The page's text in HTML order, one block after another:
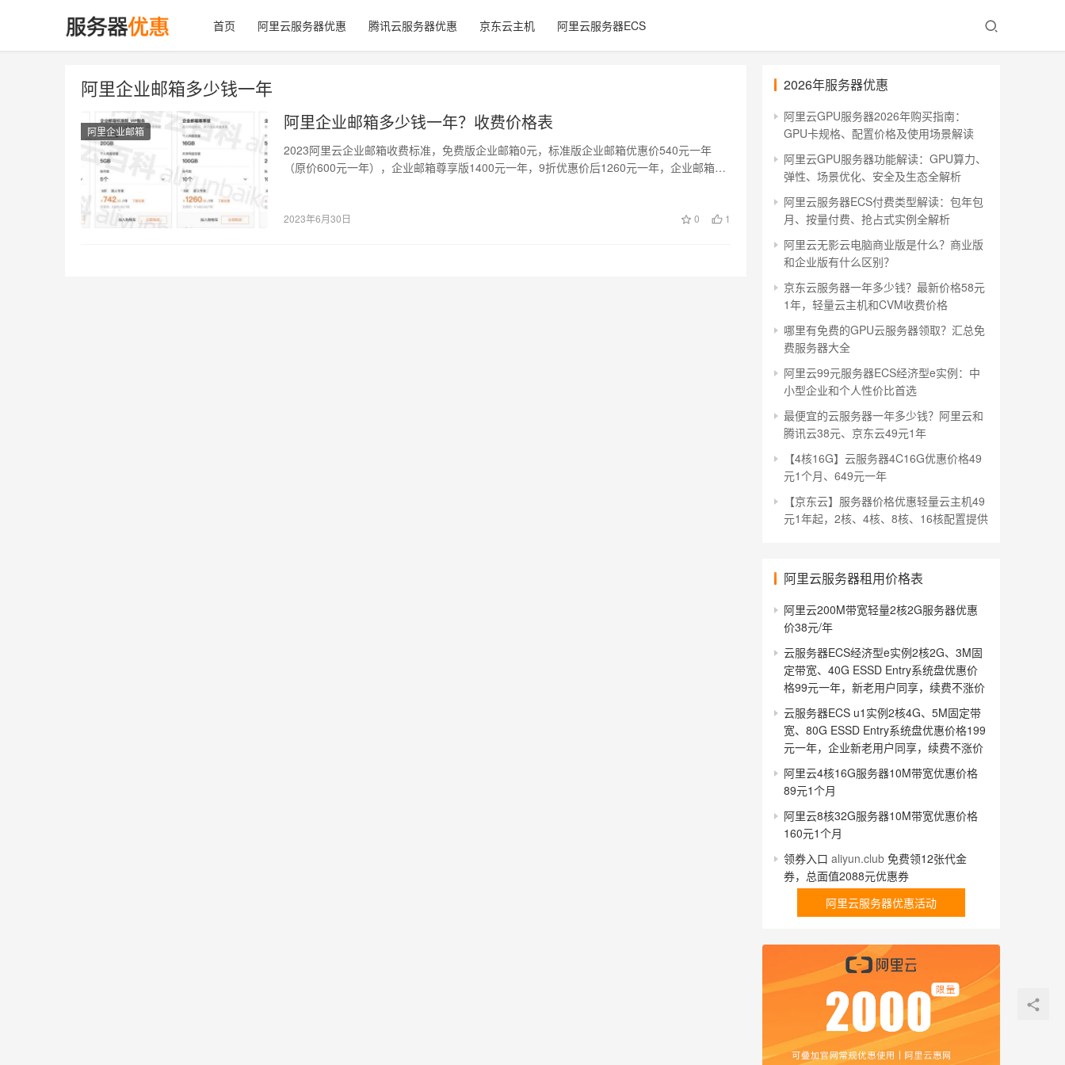
首页 阿里云服务器优惠 腾讯云服务器优惠 京东云主机 阿里云服务器ECS
阿里企业邮箱多少钱一年
阿里企业邮箱 阿里企业邮箱多少钱一年？收费价格表
2023阿里云企业邮箱收费标准，免费版企业邮箱0元，标准版企业邮箱优惠价540元一年
（原价600元一年），企业邮箱尊享版1400元一年，9折优惠价后1260元一年，企业邮箱集
2023年6月30日 0 1
2026年服务器优惠
阿里云GPU服务器2026年购买指南：
GPU卡规格、配置价格及使用场景解读
阿里云GPU服务器功能解读：GPU算力、
弹性、场景优化、安全及生态全解析
阿里云服务器ECS付费类型解读：包年包
月、按量付费、抢占式实例全解析
阿里云无影云电脑商业版是什么？商业版
和企业版有什么区别？
京东云服务器一年多少钱？最新价格58元
1年，轻量云主机和CVM收费价格
哪里有免费的GPU云服务器领取？汇总免
费服务器大全
阿里云99元服务器ECS经济型e实例：中
小型企业和个人性价比首选
最便宜的云服务器一年多少钱？阿里云和
腾讯云38元、京东云49元1年
【4核16G】云服务器4C16G优惠价格49
元1个月、649元一年
【京东云】服务器价格优惠轻量云主机49
元1年起，2核、4核、8核、16核配置提供
阿里云服务器租用价格表
阿里云200M带宽轻量2核2G服务器优惠
价38元/年
云服务器ECS经济型e实例2核2G、3M固
定带宽、40G ESSD Entry系统盘优惠价
格99元一年，新老用户同享，续费不涨价
云服务器ECS u1实例2核4G、5M固定带
宽、80G ESSD Entry系统盘优惠价格199
元一年，企业新老用户同享，续费不涨价
阿里云4核16G服务器10M带宽优惠价格
89元1个月
阿里云8核32G服务器10M带宽优惠价格
160元1个月
领券入口 aliyun.club 免费领12张代金
券，总面值2088元优惠券
阿里云服务器优惠活动